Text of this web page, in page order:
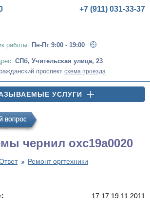
работы: Пн-Пт 9:00 - 19:00
+7 (911) 031-33-37
СПб, Учительская улица, 23
проспект схема проезда
УСЛУГИ
чернил oxc19а0020
Ремонт оргтехники
17:17 19.11.2011